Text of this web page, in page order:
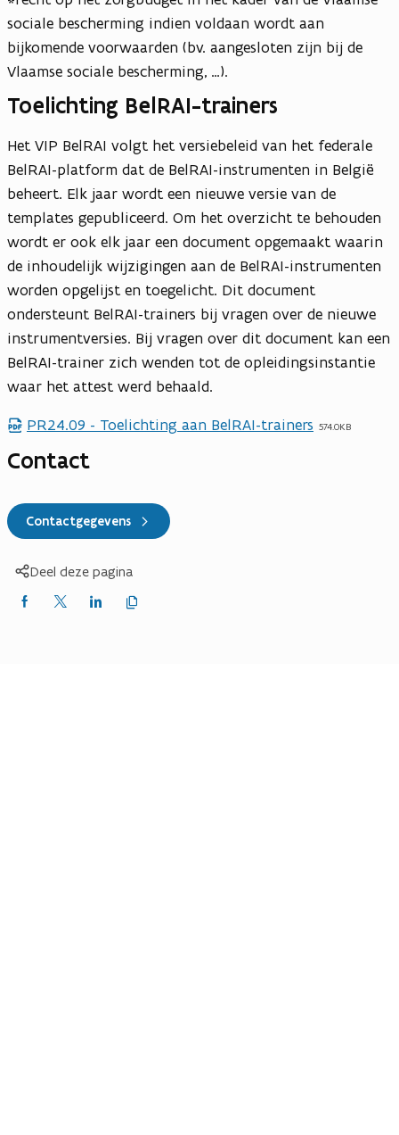
sociale bescherming indien voldaan wordt aan
bijkomende voorwaarden (bv. aangesloten zijn bij de
Vlaamse sociale bescherming, …).
Toelichting BelRAI-trainers
Het VIP BelRAI volgt het versiebeleid van het federale
BelRAI-platform dat de BelRAI-instrumenten in België
beheert. Elk jaar wordt een nieuwe versie van de
templates gepubliceerd. Om het overzicht te behouden
wordt er ook elk jaar een document opgemaakt waarin
de inhoudelijk wijzigingen aan de BelRAI-instrumenten
worden opgelijst en toegelicht. Dit document
ondersteunt BelRAI-trainers bij vragen over de nieuwe
instrumentversies. Bij vragen over dit document kan een
BelRAI-trainer zich wenden tot de opleidingsinstantie
waar het attest werd behaald.
PR24.09 - Toelichting aan BelRAI-trainers 574.0KB
Contact
Contactgegevens
Deel deze pagina
Delen
Delen
Delen
link